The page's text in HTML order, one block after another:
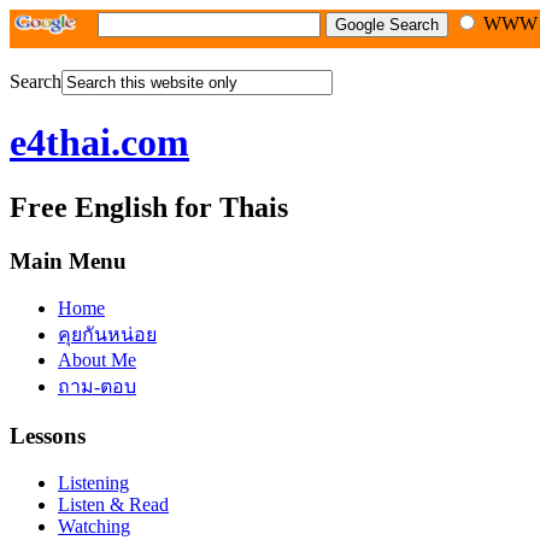
Search
e4thai.com
Free English for Thais
Main Menu
Home
คุยกันหน่อย
About Me
ถาม-ตอบ
Lessons
Listening
Listen & Read
Watching